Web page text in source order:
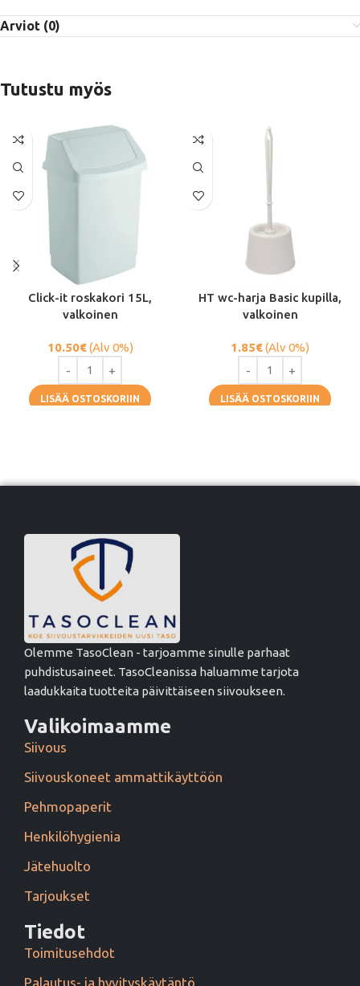
Arviot (0)
Tutustu myös
Click-it roskakori 15L,
valkoinen
10.50€(Alv 0%)
LISÄÄ OSTOSKORIIN
HT wc-harja Basic kupilla,
valkoinen
1.85€(Alv 0%)
LISÄÄ OSTOSKORIIN
Olemme TasoClean - tarjoamme sinulle parhaat
puhdistusaineet. TasoCleanissa haluamme tarjota
laadukkaita tuotteita päivittäiseen siivoukseen.
Valikoimaamme
Siivous
Siivouskoneet ammattikäyttöön
Pehmopaperit
Henkilöhygienia
Jätehuolto
Tarjoukset
Tiedot
Toimitusehdot
Palautus- ja hyvityskäytäntö